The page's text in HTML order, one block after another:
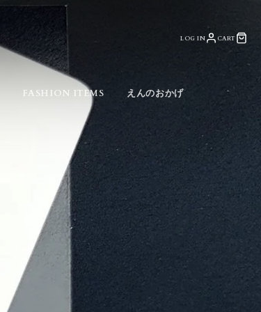
LOG IN CART
FASHION ITEMS えんのおかげ